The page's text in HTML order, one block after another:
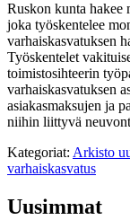
Ruskon kunta hakee
joka työskentelee
varhaiskasvatuksen
Työskentelet
toimistosihteerin
varhaiskasvatuksen
asiakasmaksujen ja
niihin liittyvä
Kategoriat: Arkisto
varhaiskasvatus
Uusimmat